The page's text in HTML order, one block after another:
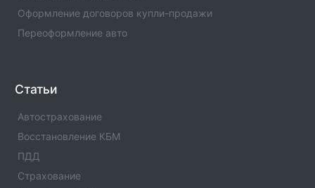
Оформление договоров купли-продажи
Переоформление авто
Статьи
Автострахование
Восстановление КБМ
ПДД
Страхование